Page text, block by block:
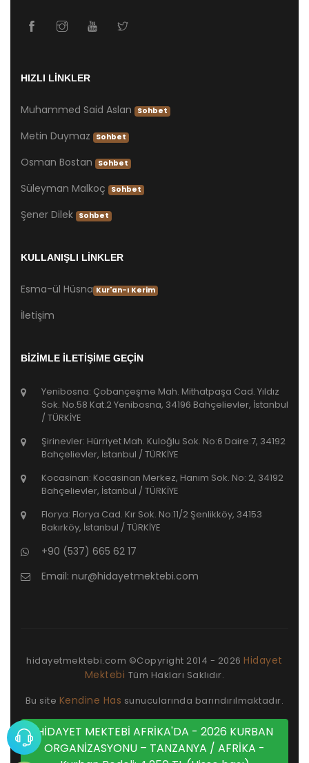
HIZLI LİNKLER
Muhammed Said Aslan Sohbet
Metin Duymaz Sohbet
Osman Bostan Sohbet
Süleyman Malkoç Sohbet
Şener Dilek Sohbet
KULLANIŞLI LİNKLER
Esma-ül Hüsna Kur'an-ı Kerim
İletişim
BİZİMLE İLETİŞİME GEÇİN
Yenibosna: Çobançeşme Mah. Mithatpaşa Cad. Yıldız
Sok. No.58 Kat.2 Yenibosna, 34196 Bahçelievler, İstanbul
/ TÜRKİYE
Şirinevler: Hürriyet Mah. Kuloğlu Sok. No:6 Daire:7, 34192
Bahçelievler, İstanbul / TÜRKİYE
Kocasinan: Kocasinan Merkez, Hanım Sok. No: 2, 34192
Bahçelievler, İstanbul / TÜRKİYE
Florya: Florya Cad. Kır Sok. No:11/2 Şenlikköy, 34153
Bakırköy, İstanbul / TÜRKİYE
+90 (537) 665 62 17
Email: nur@hidayetmektebi.com
hidayetmektebi.com ©Copyright 2014 - 2026Hidayet
Mektebi Tüm Hakları Saklıdır.
Bu site Kendine Has sunucularında barındırılmaktadır.
HİDAYET MEKTEBİ AFRİKA'DA - 2026 KURBAN
ORGANİZASYONU – TANZANYA / AFRİKA -